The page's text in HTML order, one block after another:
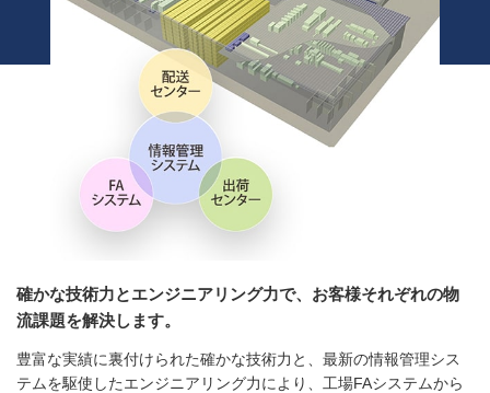
確かな技術力とエンジニアリング力で、お客様それぞれの物
流課題を解決します。
豊富な実績に裏付けられた確かな技術力と、最新の情報管理シス
テムを駆使したエンジニアリング力により、工場FAシステムから